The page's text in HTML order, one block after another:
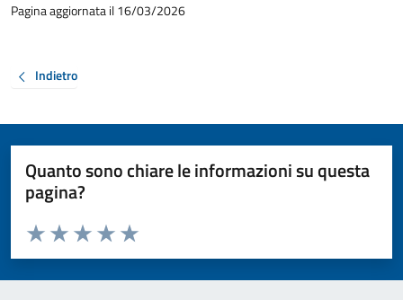
Pagina aggiornata il 16/03/2026
Indietro
Quanto sono chiare le informazioni su questa
pagina?
Valuta da 1 a 5 stelle la pagina
Valuta 5 stelle su 5
Valuta 4 stelle su 5
Valuta 3 stelle su 5
Valuta 2 stelle su 5
Valuta 1 stelle su 5